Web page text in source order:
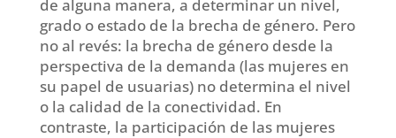
de alguna manera, a determinar un nivel,
grado o estado de la brecha de género. Pero
no al revés: la brecha de género desde la
perspectiva de la demanda (las mujeres en
su papel de usuarias) no determina el nivel
o la calidad de la conectividad. En
contraste, la participación de las mujeres